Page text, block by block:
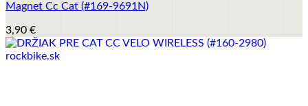
Magnet Cc Cat (#169-9691N)
3,90 €